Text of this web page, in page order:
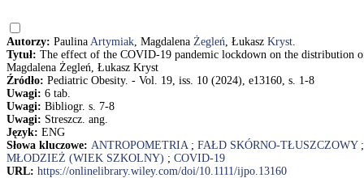
Autorzy: Paulina Artymiak, Magdalena Żegleń, Łukasz Kryst.
Tytuł: The effect of the COVID-19 pandemic lockdown on the distribution
Magdalena Żegleń, Łukasz Kryst
Źródło: Pediatric Obesity. - Vol. 19, iss. 10 (2024), e13160, s. 1-8
Uwagi: 6 tab.
Uwagi: Bibliogr. s. 7-8
Uwagi: Streszcz. ang.
Język: ENG
Słowa kluczowe: ANTROPOMETRIA; FAŁD SKÓRNO-TŁUSZCZOWY
MŁODZIEŻ (WIEK SZKOLNY) ; COVID-19
URL: https://onlinelibrary.wiley.com/doi/10.1111/ijpo.13160